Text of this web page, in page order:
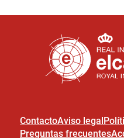
ContactoAviso legal
Preguntas frecuentes